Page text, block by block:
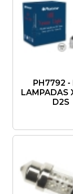
PH7792 -
LAMPADAS
D2S